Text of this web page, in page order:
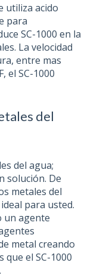
utiliza acido
para
SC-1000 en la
La velocidad
entre mas
el SC-1000
del
del agua;
solución. De
metales del
para usted.
un agente
metal creando
el SC-1000